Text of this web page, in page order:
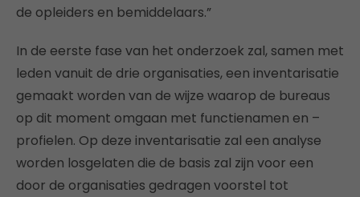
de opleiders en bemiddelaars.”
In de eerste fase van het onderzoek zal, samen met
leden vanuit de drie organisaties, een inventarisatie
gemaakt worden van de wijze waarop de bureaus
op dit moment omgaan met functienamen en –
profielen. Op deze inventarisatie zal een analyse
worden losgelaten die de basis zal zijn voor een
door de organisaties gedragen voorstel tot